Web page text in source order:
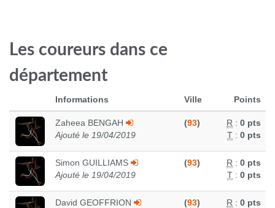
Les coureurs dans ce
département
Informations Ville Points
Zaheea BENGAH
Ajouté le 19/04/2019
(93) R : 0 pts
T : 0 pts
Simon GUILLIAMS
Ajouté le 19/04/2019
(93) R : 0 pts
T : 0 pts
David GEOFFRION
(93) R : 0 pts